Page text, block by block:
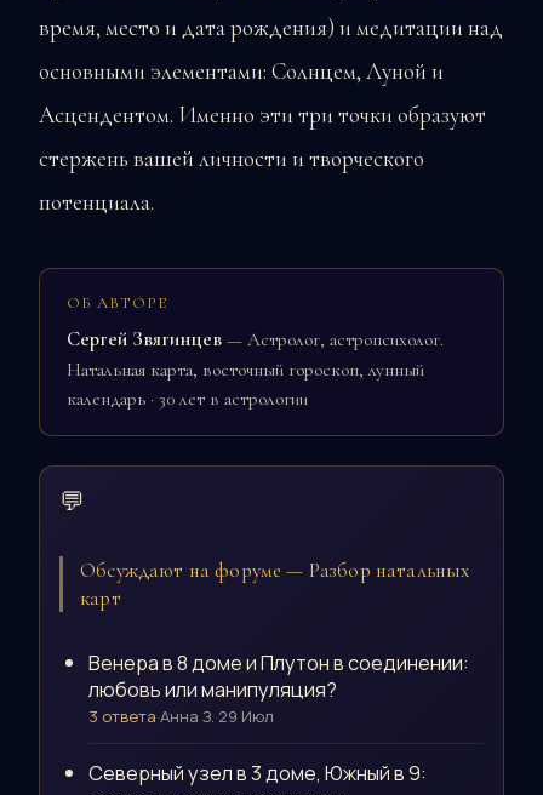
время, место и дата рождения) и медитации над
основными элементами: Солнцем, Луной и
Асцендентом. Именно эти три точки образуют
стержень вашей личности и творческого
потенциала.
ОБ АВТОРЕ
Сергей Звягинцев — Астролог, астропсихолог.
Натальная карта, восточный гороскоп, лунный
календарь · 30 лет в астрологии
💬
Обсуждают на форуме — Разбор натальных
карт
Венера в 8 доме и Плутон в соединении:
любовь или манипуляция?
3 ответа·Анна З.·29 Июл
Северный узел в 3 доме, Южный в 9: